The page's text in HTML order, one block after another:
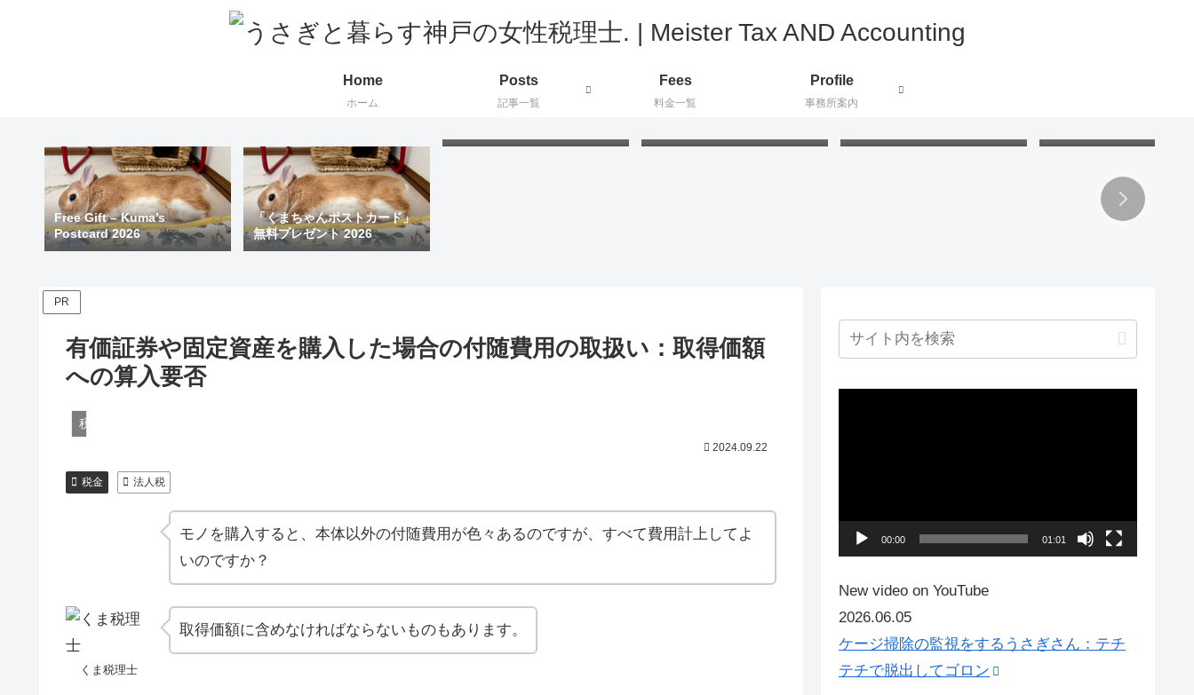
Home
ホーム
Posts
記事一覧
Fees
料金一覧
Profile
事務所案内
Free Gift – Kuma’s
Postcard 2026
「くまちゃんポストカード」
無料プレゼント 2026
FIFAワールドカップ2026：
じ国々
プラ板工作：絵付けと色付け
てみました
うさぎの掃除グッズ：アクリ
りました
PR
有価証券や固定資産を購入した場合の付随費用の取扱い：取得価額
への算入要否
税金
2024.09.22
税金 法人税
モノを購入すると、本体以外の付随費用が色々あるのですが、すべて費用計上してよ
いのですか？
くま税理士
取得価額に含めなければならないものもあります。
ー
00:00 01:01
New video on YouTube
2026.06.05
ケージ掃除の監視をするうさぎさん：テチ
テチで脱出してゴロン